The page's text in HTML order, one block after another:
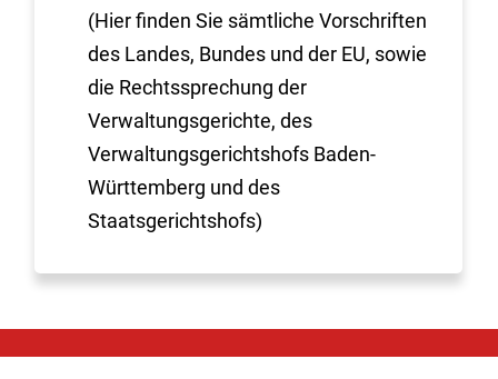
(Hier finden Sie sämtliche Vorschriften
des Landes, Bundes und der EU, sowie
die Rechtssprechung der
Verwaltungsgerichte, des
Verwaltungsgerichtshofs Baden-
Württemberg und des
Staatsgerichtshofs)